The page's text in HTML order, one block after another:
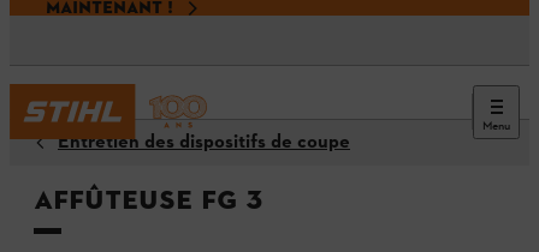
MAINTENANT !
Menu
Entretien des dispositifs de coupe
Affûteuse FG 3